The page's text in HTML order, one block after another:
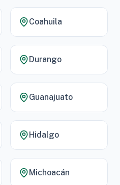
Coahuila
Durango
Guanajuato
Hidalgo
Michoacán